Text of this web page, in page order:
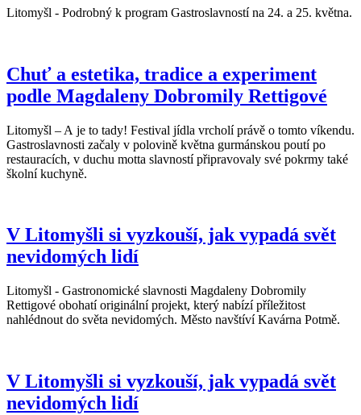
Litomyšl - Podrobný k program Gastroslavností na 24. a 25. května.
Chuť a estetika, tradice a experiment
podle Magdaleny Dobromily Rettigové
Litomyšl – A je to tady! Festival jídla vrcholí právě o tomto víkendu.
Gastroslavnosti začaly v polovině května gurmánskou poutí po
restauracích, v duchu motta slavností připravovaly své pokrmy také
školní kuchyně.
V Litomyšli si vyzkouší, jak vypadá svět
nevidomých lidí
Litomyšl - Gastronomické slavnosti Magdaleny Dobromily
Rettigové obohatí originální projekt, který nabízí příležitost
nahlédnout do světa nevidomých. Město navštíví Kavárna Potmě.
V Litomyšli si vyzkouší, jak vypadá svět
nevidomých lidí